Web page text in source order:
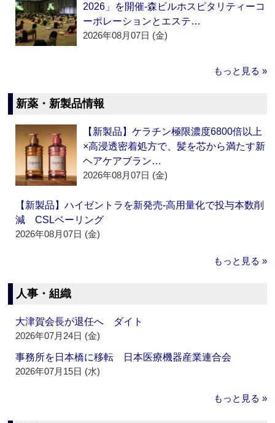
2026」を開催‐森ビルホスピタリティーコ
ーポレーションとエステ…
2026年08月07日 (金)
もっと見る »
新薬・新製品情報
【新製品】ケラチン極限濃度6800倍以上
×高浸透密着処方で、髪を芯から満たす新
ヘアケアブラン…
2026年08月07日 (金)
【新製品】ハイゼントラを新発売‐高用量化で投与本数削
減 CSLベーリング
2026年08月07日 (金)
もっと見る »
人事・組織
大津賀会長が退任へ ダイト
2026年07月24日 (金)
事務所を日本橋に移転 日本医療機器産業連合会
2026年07月15日 (水)
もっと見る »